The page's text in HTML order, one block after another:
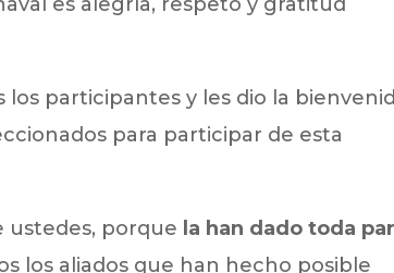
participantes y les dio la
para participar de esta
ustedes, porque la han dado toda
los aliados que han hecho posible